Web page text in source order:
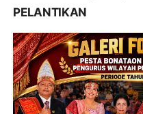
PELANTIKAN